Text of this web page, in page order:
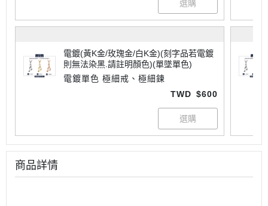
電鍍(黃K金/玫瑰金/白K金)(刻字品若電鍍
則無法染黑.請註明顏色)(單墜單色)
電鍍單色 極細戒、極細鍊
TWD $600
商品詳情